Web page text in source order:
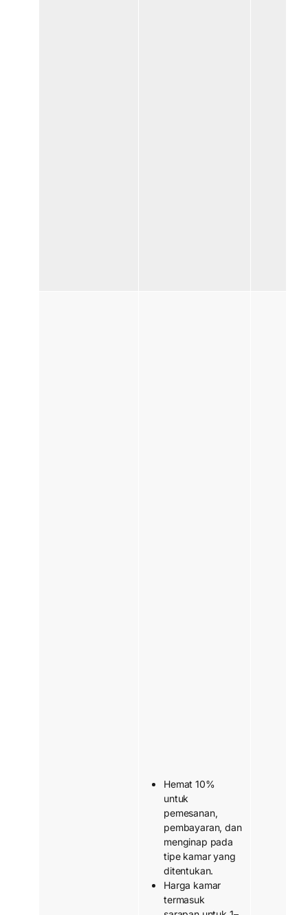
Hemat 10%
untuk
pemesanan,
pembayaran, dan
menginap pada
tipe kamar yang
ditentukan.
Harga kamar
termasuk